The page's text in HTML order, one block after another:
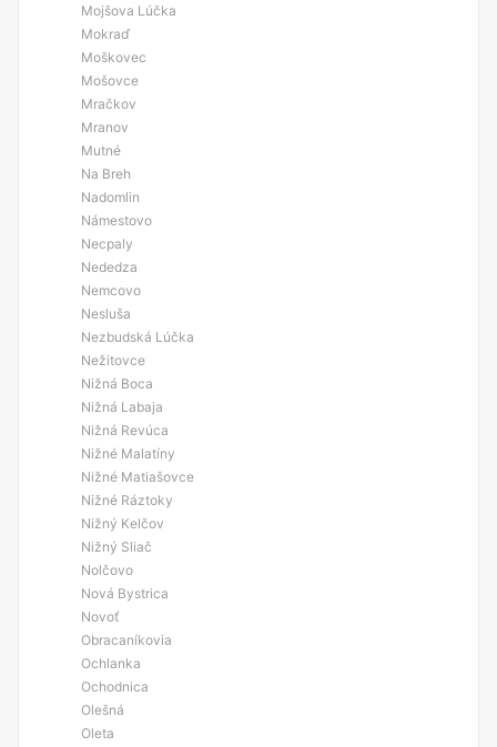
Mojšova Lúčka
Mokraď
Moškovec
Mošovce
Mračkov
Mranov
Mutné
Na Breh
Nadomlin
Námestovo
Necpaly
Nededza
Nemcovo
Nesluša
Nezbudská Lúčka
Nežitovce
Nižná Boca
Nižná Labaja
Nižná Revúca
Nižné Malatíny
Nižné Matiašovce
Nižné Ráztoky
Nižný Kelčov
Nižný Sliač
Nolčovo
Nová Bystrica
Novoť
Obracaníkovia
Ochlanka
Ochodnica
Olešná
Oleta